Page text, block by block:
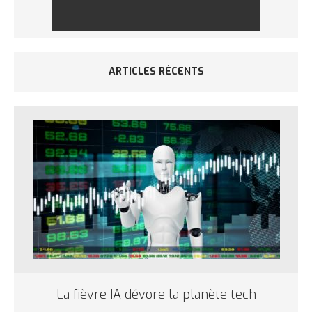
ARTICLES RÉCENTS
La fièvre IA dévore la planète tech